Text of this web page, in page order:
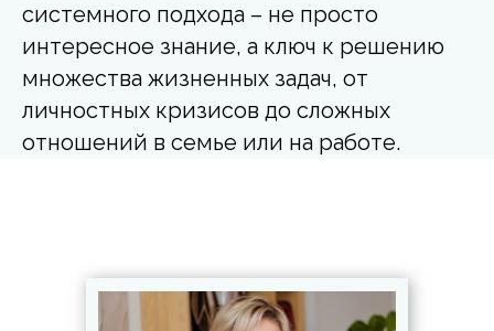
системного подхода – не просто
интересное знание, а ключ к решению
множества жизненных задач, от
личностных кризисов до сложных
отношений в семье или на работе.